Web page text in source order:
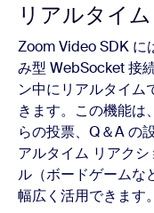
リアルタイ
Zoom Video SDK に
み型 WebSocket 接
ン中にリアルタイム
きます。この機能は
らの投票、Q＆A の
アルタイム リアク
ル（ボードゲームな
幅広く活用できます。